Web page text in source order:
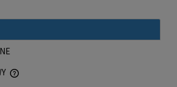
EWENTUALNYCH KOSZTÓW PŁATNOŚCI